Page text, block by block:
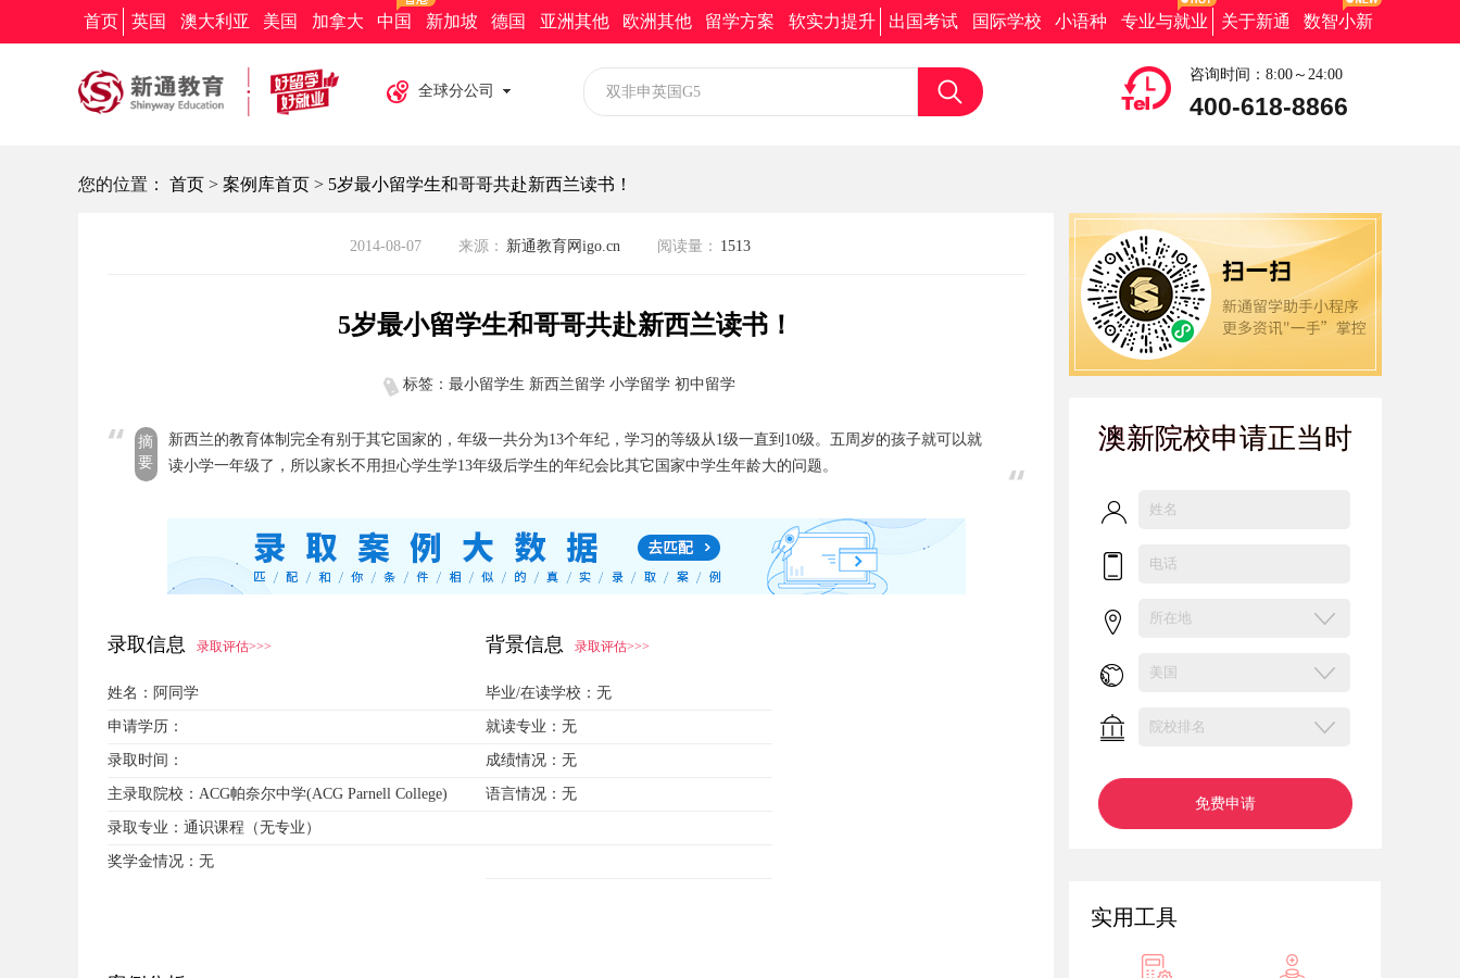
新通教育 新通留学 新通外语 欧亚教育 新通求职 新通移民 加入我们
社会招聘
留学助手小程序
全球分公司
咨询时间：8:00～24:00
400-618-8866
首页 英国 澳大利亚 美国 加拿大 中国 新加坡 德国 亚洲其他 欧洲其他 留学方案 软实力提升 出国考试 国际学校 小语种 专业与就业 关于新通 数智小新
您的位置： 首页 > 案例库首页 > 5岁最小留学生和哥哥共赴新西兰读书！
2014-08-07 来源： 新通教育网igo.cn 阅读量： 1513
5岁最小留学生和哥哥共赴新西兰读书！
标签：最小留学生 新西兰留学 小学留学 初中留学
摘
要
新西兰的教育体制完全有别于其它国家的，年级一共分为13个年纪，学习的等级从1级一直到10级。五周岁的孩子就可以就
读小学一年级了，所以家长不用担心学生学13年级后学生的年纪会比其它国家中学生年龄大的问题。
录取信息 录取评估>>>
姓名： 阿同学
申请学历：
录取时间：
主录取院校： ACG帕奈尔中学(ACG Parnell College)
录取专业： 通识课程（无专业）
奖学金情况： 无
背景信息 录取评估>>>
毕业/在读学校： 无
就读专业： 无
成绩情况： 无
语言情况： 无
澳新院校申请正当时
免费申请
实用工具